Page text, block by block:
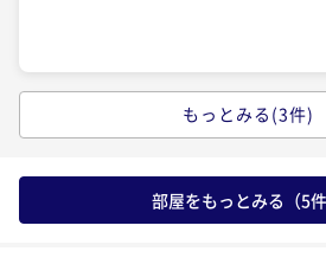
＜朝食付＞旅のアレンジ自由自在
風呂付客室】
現地決済可 事前決済可
IN
もっとみる(3件)
部屋をもっとみる（5件